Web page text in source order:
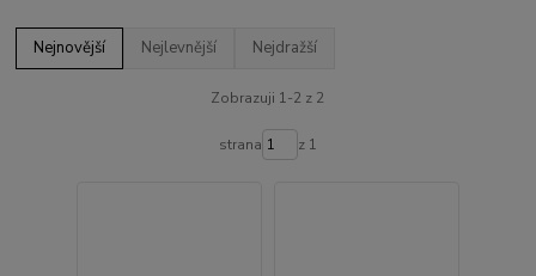
Nejnovější Nejlevnější Nejdražší
Zobrazuji 1-2 z 2
strana z 1